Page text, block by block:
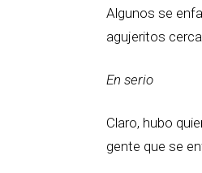
Algunos se
agujeritos
En serio
Claro, hubo
gente que se